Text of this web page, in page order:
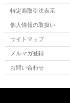
特定商取引法表示
個人情報の取扱い
サイトマップ
メルマガ登録
お問い合わせ